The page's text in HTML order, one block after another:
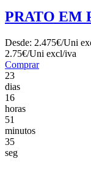
PRATO EM
Desde: 2.475€/Uni
2.75€/Uni excl/iva
Comprar
23
dias
16
horas
51
minutos
33
seg